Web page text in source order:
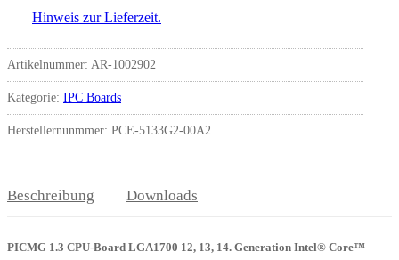
Hinweis zur Lieferzeit.
Artikelnummer: AR-1002902
Kategorie: IPC Boards
Herstellernunmmer: PCE-5133G2-00A2
Beschreibung Downloads
PICMG 1.3 CPU-Board LGA1700 12, 13, 14. Generation Intel® Core™